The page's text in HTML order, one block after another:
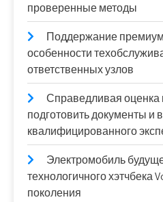
проверенные методы
Поддержание
особенности
ответственных узлов
Справедливая оценка
подготовить документы и
квалифицированного
Электромобиль
технологичного хэтчбека
поколения